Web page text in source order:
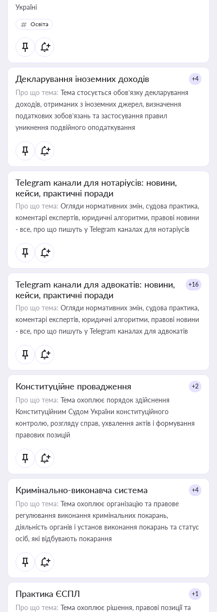
Україні
Освіта
Декларування іноземних доходів +4
Про що тема: Тема стосується обов’язку декларування
доходів, отриманих з іноземних джерел, визначення
податкових зобов’язань та застосування правил
уникнення подвійного оподаткування
Telegram канали для нотаріусів: новини,
кейси, практичні поради
Про що тема: Огляди нормативних змін, судова практика,
коментарі експертів, юридичні алгоритми, правові новини
- все, про що пишуть у Telegram каналах для нотаріусів
Telegram канали для адвокатів: новини,
кейси, практичні поради
+16
Про що тема: Огляди нормативних змін, судова практика,
коментарі експертів, юридичні алгоритми, правові новини
- все, про що пишуть у Telegram каналах для адвокатів
Конституційне провадження +2
Про що тема: Тема охоплює порядок здійснення
Конституційним Судом України конституційного
контролю, розгляду справ, ухвалення актів і формування
правових позицій
Кримінально-виконавча система +4
Про що тема: Тема охоплює організацію та правове
регулювання виконання кримінальних покарань,
діяльність органів і установ виконання покарань та статус
осіб, які відбувають покарання
Практика ЄСПЛ +1
Про що тема: Тема охоплює рішення, правові позиції та